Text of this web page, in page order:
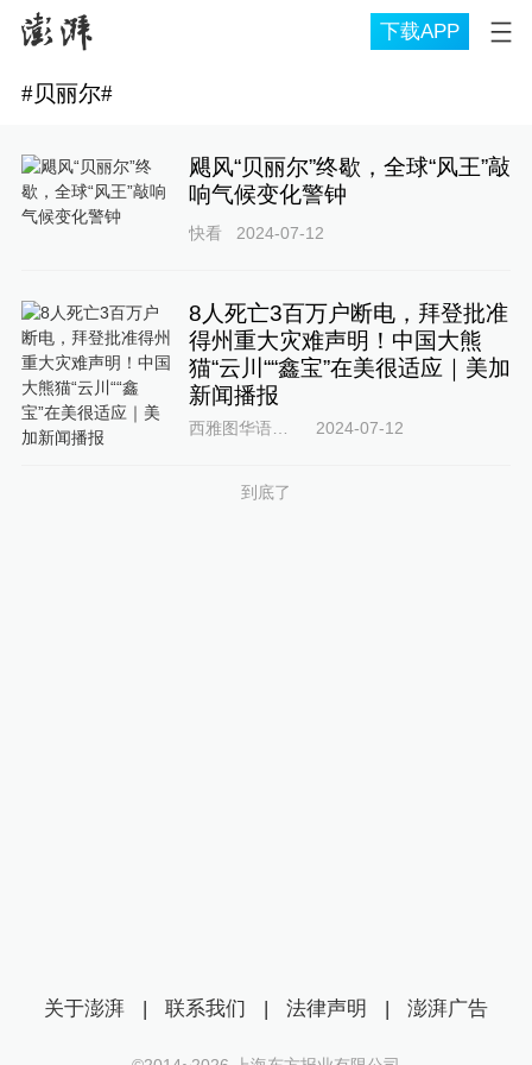
下载APP
#贝丽尔#
飓风“贝丽尔”终歇，全球“风王”敲
响气候变化警钟
快看 2024-07-12
8人死亡3百万户断电，拜登批准
得州重大灾难声明！中国大熊
猫“云川““鑫宝”在美很适应｜美加
新闻播报
西雅图华语之声 2024-07-12
到底了
关于澎湃 | 联系我们 | 法律声明 | 澎湃广告